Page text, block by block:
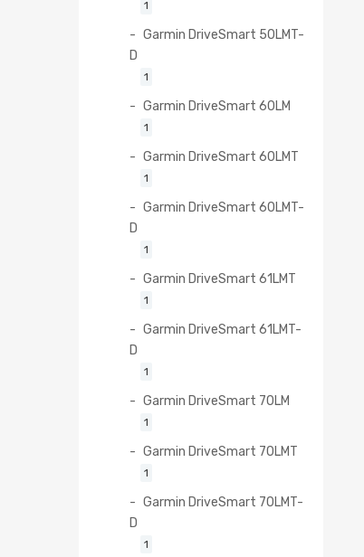
1
Garmin DriveSmart 50LMT-
D
1
Garmin DriveSmart 60LM
1
Garmin DriveSmart 60LMT
1
Garmin DriveSmart 60LMT-
D
1
Garmin DriveSmart 61LMT
1
Garmin DriveSmart 61LMT-
D
1
Garmin DriveSmart 70LM
1
Garmin DriveSmart 70LMT
1
Garmin DriveSmart 70LMT-
D
1